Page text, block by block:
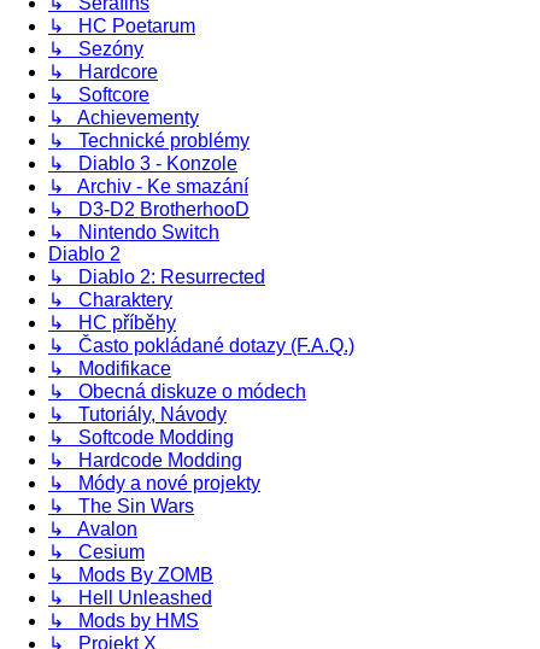
↳ HC Poetarum
↳ Sezóny
↳ Hardcore
↳ Softcore
↳ Achievementy
↳ Technické problémy
↳ Diablo 3 - Konzole
↳ Archiv - Ke smazání
↳ D3-D2 BrotherhooD
↳ Nintendo Switch
Diablo 2
↳ Diablo 2: Resurrected
↳ Charaktery
↳ HC příběhy
↳ Často pokládané dotazy (F.A.Q.)
↳ Modifikace
↳ Obecná diskuze o módech
↳ Tutoriály, Návody
↳ Softcode Modding
↳ Hardcode Modding
↳ Módy a nové projekty
↳ The Sin Wars
↳ Avalon
↳ Cesium
↳ Mods By ZOMB
↳ Hell Unleashed
↳ Mods by HMS
↳ Projekt X